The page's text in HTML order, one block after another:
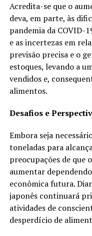
Acredita-se que o
deva, em parte, às
pandemia da COVID-
e as incertezas em
previsão precisa e o
estoques, levando a
vendidos e,
alimentos.
Desafios e
Embora seja
toneladas para
preocupações de que
aumentar
econômica futura.
japonês continuará
atividades de
desperdício de